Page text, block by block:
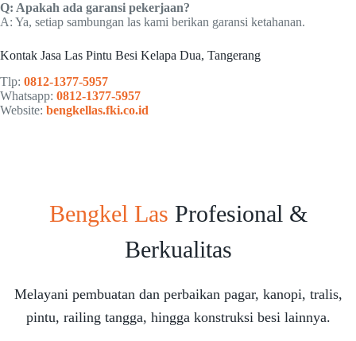
Q: Apakah ada garansi pekerjaan?
A: Ya, setiap sambungan las kami berikan garansi ketahanan.
Kontak Jasa Las Pintu Besi Kelapa Dua, Tangerang
Tlp: 0812-1377-5957
Whatsapp: 0812-1377-5957
Website: bengkellas.fki.co.id
Bengkel Las Profesional &
Berkualitas
Melayani pembuatan dan perbaikan pagar, kanopi, tralis,
pintu, railing tangga, hingga konstruksi besi lainnya.